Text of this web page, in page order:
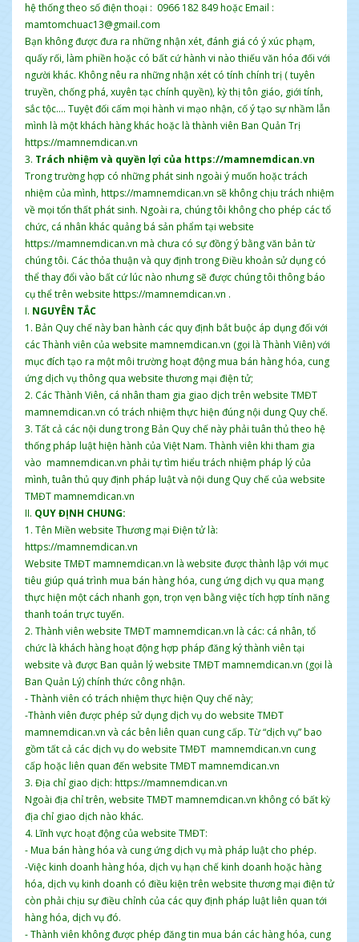
hệ thống theo số điện thoại : 0966 182 849 hoặc Email :
mamtomchuac13@gmail.com
Bạn không được đưa ra những nhận xét, đánh giá có ý xúc phạm,
quấy rối, làm phiền hoặc có bất cứ hành vi nào thiếu văn hóa đối với
người khác. Không nêu ra những nhận xét có tính chính trị ( tuyên
truyền, chống phá, xuyên tạc chính quyền), kỳ thị tôn giáo, giới tính,
sắc tộc.... Tuyệt đối cấm mọi hành vi mạo nhận, cố ý tạo sự nhầm lẫn
mình là một khách hàng khác hoặc là thành viên Ban Quản Trị
https://mamnemdican.vn
3. Trách nhiệm và quyền lợi của https://mamnemdican.vn
Trong trường hợp có những phát sinh ngoài ý muốn hoặc trách
nhiệm của mình, https://mamnemdican.vn sẽ không chịu trách nhiệm
về mọi tổn thất phát sinh. Ngoài ra, chúng tôi không cho phép các tổ
chức, cá nhân khác quảng bá sản phẩm tại website
https://mamnemdican.vn mà chưa có sự đồng ý bằng văn bản từ
chúng tôi. Các thỏa thuận và quy định trong Điều khoản sử dụng có
thể thay đổi vào bất cứ lúc nào nhưng sẽ được chúng tôi thông báo
cụ thể trên website https://mamnemdican.vn .
I. NGUYÊN TẮC
1. Bản Quy chế này ban hành các quy định bắt buộc áp dụng đối với
các Thành viên của website mamnemdican.vn (gọi là Thành Viên) với
mục đích tạo ra một môi trường hoạt động mua bán hàng hóa, cung
ứng dịch vụ thông qua website thương mại điện tử;
2. Các Thành Viên, cá nhân tham gia giao dịch trên website TMĐT
mamnemdican.vn có trách nhiệm thực hiện đúng nội dung Quy chế.
3. Tất cả các nội dung trong Bản Quy chế này phải tuân thủ theo hệ
thống pháp luật hiện hành của Việt Nam. Thành viên khi tham gia
vào mamnemdican.vn phải tự tìm hiểu trách nhiệm pháp lý của
mình, tuân thủ quy định pháp luật và nội dung Quy chế của website
TMĐT mamnemdican.vn
II. QUY ĐỊNH CHUNG:
1. Tên Miền website Thương mại Điện tử là:
https://mamnemdican.vn
Website TMĐT mamnemdican.vn là website được thành lập với mục
tiêu giúp quá trình mua bán hàng hóa, cung ứng dịch vụ qua mạng
thực hiện một cách nhanh gọn, trọn vẹn bằng việc tích hợp tính năng
thanh toán trực tuyến.
2. Thành viên website TMĐT mamnemdican.vn là các: cá nhân, tổ
chức là khách hàng hoạt động hợp pháp đăng ký thành viên tại
website và được Ban quản lý website TMĐT mamnemdican.vn (gọi là
Ban Quản Lý) chính thức công nhận.
- Thành viên có trách nhiệm thực hiện Quy chế này;
-Thành viên được phép sử dụng dịch vụ do website TMĐT
mamnemdican.vn và các bên liên quan cung cấp. Từ “dịch vụ” bao
gồm tất cả các dịch vụ do website TMĐT mamnemdican.vn cung
cấp hoặc liên quan đến website TMĐT mamnemdican.vn
3. Địa chỉ giao dịch: https://mamnemdican.vn
Ngoài địa chỉ trên, website TMĐT mamnemdican.vn không có bất kỳ
địa chỉ giao dịch nào khác.
4. Lĩnh vực hoạt động của website TMĐT:
- Mua bán hàng hóa và cung ứng dịch vụ mà pháp luật cho phép.
-Việc kinh doanh hàng hóa, dịch vụ hạn chế kinh doanh hoặc hàng
hóa, dịch vụ kinh doanh có điều kiện trên website thương mại điện tử
còn phải chịu sự điều chỉnh của các quy định pháp luật liên quan tới
hàng hóa, dịch vụ đó.
- Thành viên không được phép đăng tin mua bán các hàng hóa, cung